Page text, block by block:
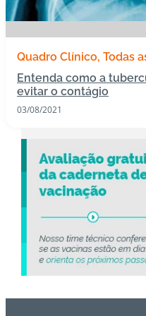
m
u
n
o
ó
gi
c
o
Pl
n
Quadro Clínico Todas
Entenda como a
evitar o contágio
03/08/2021